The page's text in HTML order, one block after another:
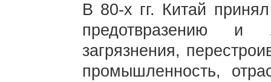
В 80-х гг. Китай
предотвразению и
загрязнения,
промышленность,